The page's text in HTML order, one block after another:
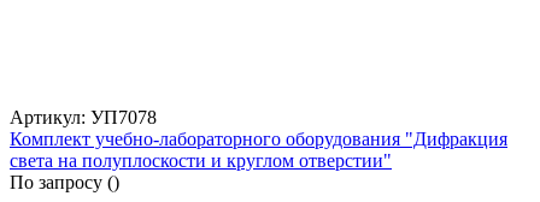
Артикул: УП7078
Комплект учебно-лабораторного оборудования "Дифракция
света на полуплоскости и круглом отверстии"
По запросу ()